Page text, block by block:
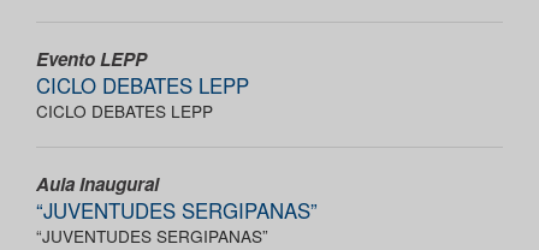
Evento LEPP
CICLO DEBATES LEPP
CICLO DEBATES LEPP
Aula Inaugural
“JUVENTUDES SERGIPANAS”
“JUVENTUDES SERGIPANAS”